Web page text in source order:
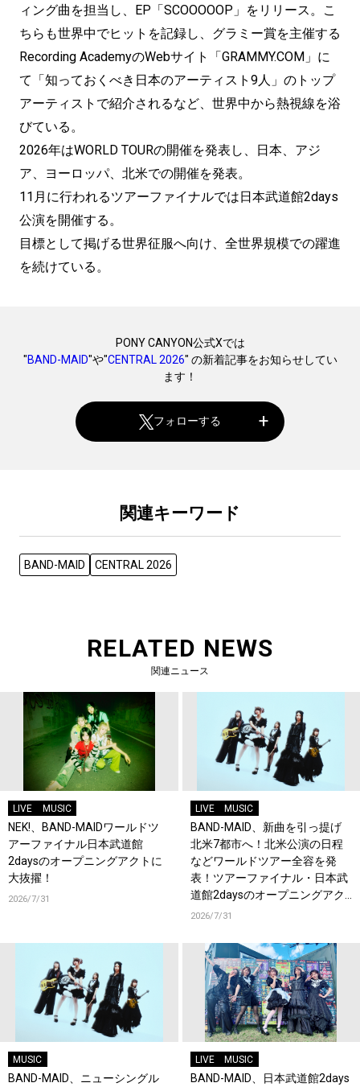
ィング曲を担当し、EP「SCOOOOOP」をリリース。こ
ちらも世界中でヒットを記録し、グラミー賞を主催する
Recording AcademyのWebサイト「GRAMMY.COM」に
て「知っておくべき日本のアーティスト9人」のトップ
アーティストで紹介されるなど、世界中から熱視線を浴
びている。
2026年はWORLD TOURの開催を発表し、日本、アジ
ア、ヨーロッパ、北米での開催を発表。
11月に行われるツアーファイナルでは日本武道館2days
公演を開催する。
目標として掲げる世界征服へ向け、全世界規模での躍進
を続けている。
PONY CANYON公式Xでは
"BAND-MAID"や"CENTRAL 2026" の新着記事をお知らせしてい
ます！
フォローする
関連キーワード
BAND-MAID CENTRAL 2026
RELATED NEWS
関連ニュース
LIVE MUSIC
NEK!、BAND-MAIDワールドツ
アーファイナル日本武道館
2daysのオープニングアクトに
大抜擢！
2026/7/31
LIVE MUSIC
BAND-MAID、新曲を引っ提げ
北米7都市へ！北米公演の日程
などワールドツアー全容を発
表！ツアーファイナル・日本武
道館2daysのオープニングアク
トにNEK!が決定！
2026/7/31
MUSIC
BAND-MAID、ニューシングル
LIVE MUSIC
BAND-MAID、日本武道館2days